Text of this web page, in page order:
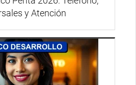
y Atención